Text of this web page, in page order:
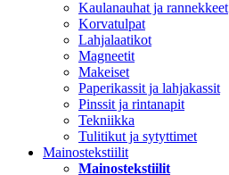
Kaulanauhat ja rannekkeet
Korvatulpat
Lahjalaatikot
Magneetit
Makeiset
Paperikassit ja lahjakassit
Pinssit ja rintanapit
Tekniikka
Tulitikut ja sytyttimet
Mainostekstiilit
Mainostekstiilit